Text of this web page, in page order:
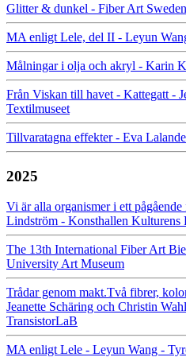
Glitter & dunkel - Fiber Art
MA enligt Lele, del II - Leyun
Målningar i olja och akryl - Karin
Från Viskan till havet - Kattegatt -
Textilmuseet
Tillvaratagna effekter - Eva
2025
Vi är alla organismer i ett
Lindström - Konsthallen Kulturens
The 13th International Fiber Art
University Art Museum
Trådar genom makt.Två fibrer,
Jeanette Schäring och Christin
TransistorLaB
MA enligt Lele - Leyun Wang -